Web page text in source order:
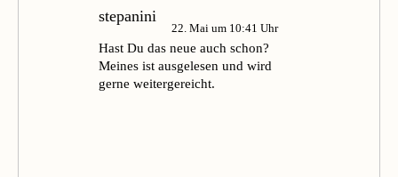
stepanini
22. Mai um 10:41 Uhr
Hast Du das neue auch schon?
Meines ist ausgelesen und wird
gerne weitergereicht.